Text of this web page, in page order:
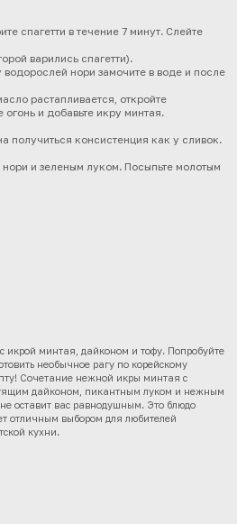
спагетти в течение 7 минут. Слейте
варились спагетти).
нори замочите в воде и после
растапливается, откройте
и добавьте икру минтая.
получиться консистенция как у сливок.
и зеленым луком. Посыпьте молотым
с икрой минтая, дайконом и тофу. Попробуйте
необычное рагу по корейскому
Сочетание нежной икры минтая с
дайконом, пикантным луком и нежным
оставит вас равнодушным. Это блюдо
отличным выбором для любителей
кухни.